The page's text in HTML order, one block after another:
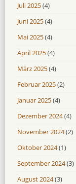
Juli 2025(4)
Juni 2025(4)
Mai 2025(4)
April 2025(4)
März 2025(4)
Februar 2025(2)
Januar 2025(4)
Dezember 2024(4)
November 2024(2)
Oktober 2024(1)
September 2024(3)
August 2024(3)